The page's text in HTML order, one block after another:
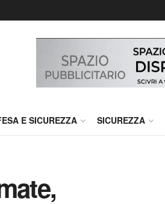
E SICUREZZA SICUREZZA